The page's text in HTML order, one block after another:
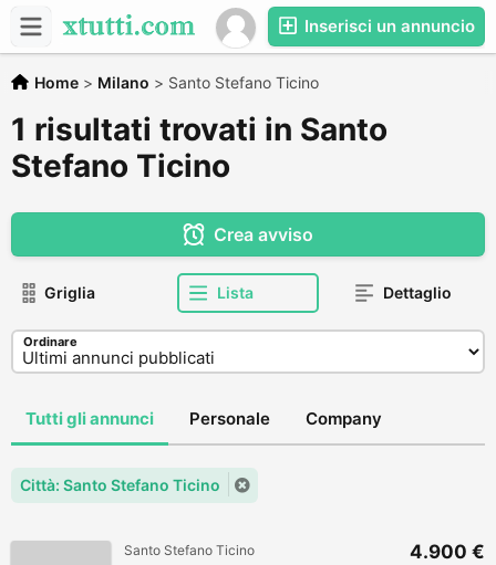
Inserisci un annuncio
Home > Milano > Santo Stefano Ticino
1 risultati trovati in Santo
Stefano Ticino
Crea avviso
Griglia Lista Dettaglio
Ordinare
Tutti gli annunci Personale Company
Città: Santo Stefano Ticino
Santo Stefano Ticino 4.900 €